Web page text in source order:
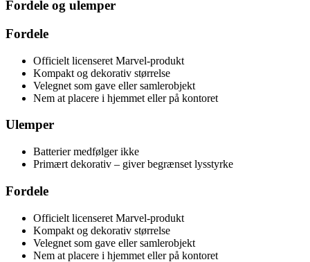
Fordele og ulemper
Fordele
Officielt licenseret Marvel-produkt
Kompakt og dekorativ størrelse
Velegnet som gave eller samlerobjekt
Nem at placere i hjemmet eller på kontoret
Ulemper
Batterier medfølger ikke
Primært dekorativ – giver begrænset lysstyrke
Fordele
Officielt licenseret Marvel-produkt
Kompakt og dekorativ størrelse
Velegnet som gave eller samlerobjekt
Nem at placere i hjemmet eller på kontoret